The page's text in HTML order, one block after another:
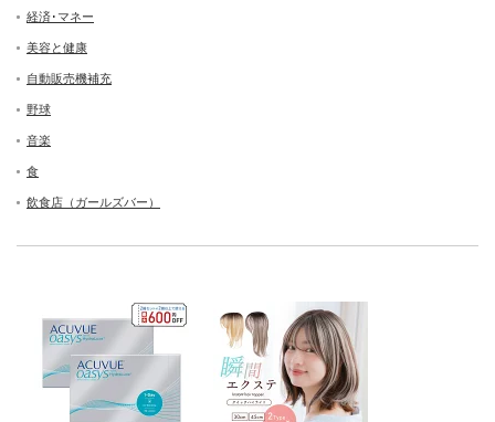
経済･マネー
美容と健康
自動販売機補充
野球
音楽
食
飲食店（ガールズバー）